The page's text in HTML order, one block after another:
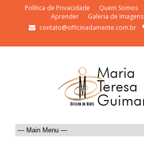
Política de Privacidade Quem Somos
Aprender
Galeria de Imagens
contato@officinadamente.com.br